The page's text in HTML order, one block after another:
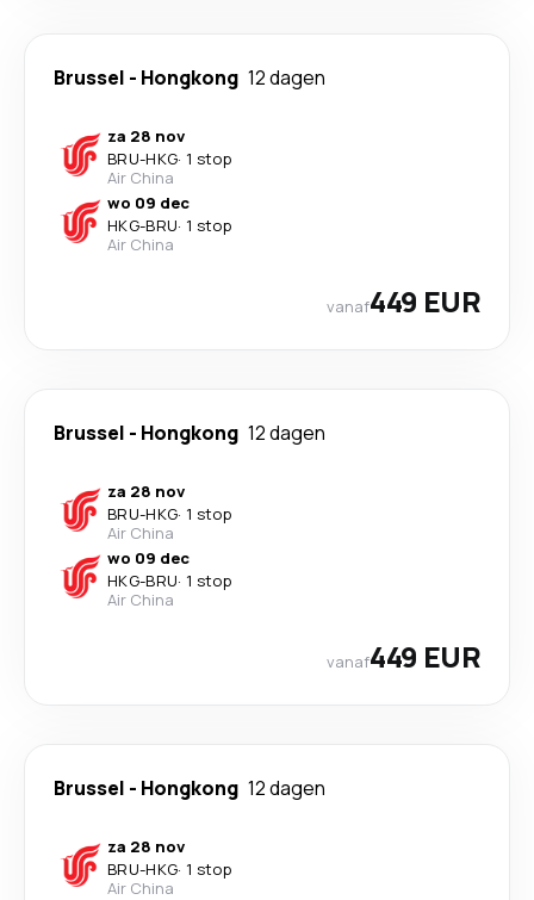
Brussel - Hongkong 12 dagen
za 28 nov
BRU-HKG· 1 stop
Air China
wo 09 dec
HKG-BRU· 1 stop
Air China
vanaf449 EUR
Brussel - Hongkong 12 dagen
za 28 nov
BRU-HKG· 1 stop
Air China
wo 09 dec
HKG-BRU· 1 stop
Air China
vanaf449 EUR
Brussel - Hongkong 12 dagen
za 28 nov
BRU-HKG· 1 stop
Air China